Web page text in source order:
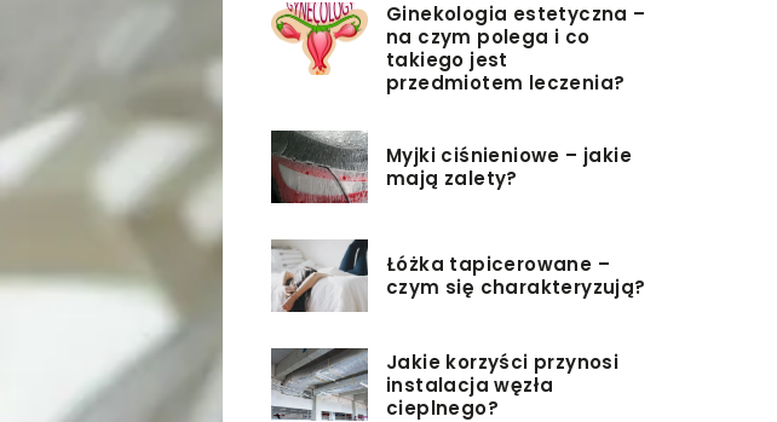
Ginekologia estetyczna –
na czym polega i co
takiego jest
przedmiotem leczenia?
Myjki ciśnieniowe – jakie
mają zalety?
Łóżka tapicerowane –
czym się charakteryzują?
Jakie korzyści przynosi
instalacja węzła
cieplnego?